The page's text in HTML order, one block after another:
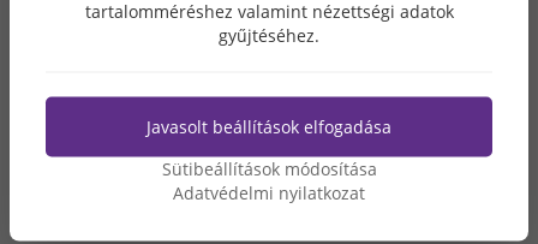
2018. OKTÓBER
2018. JÚLIUS
2018. JÚNIUS
tartalomméréshez valamint nézettségi adatok
gyűjtéséhez.
Javasolt beállítások elfogadása
Sütibeállítások módosítása
Adatvédelmi nyilatkozat